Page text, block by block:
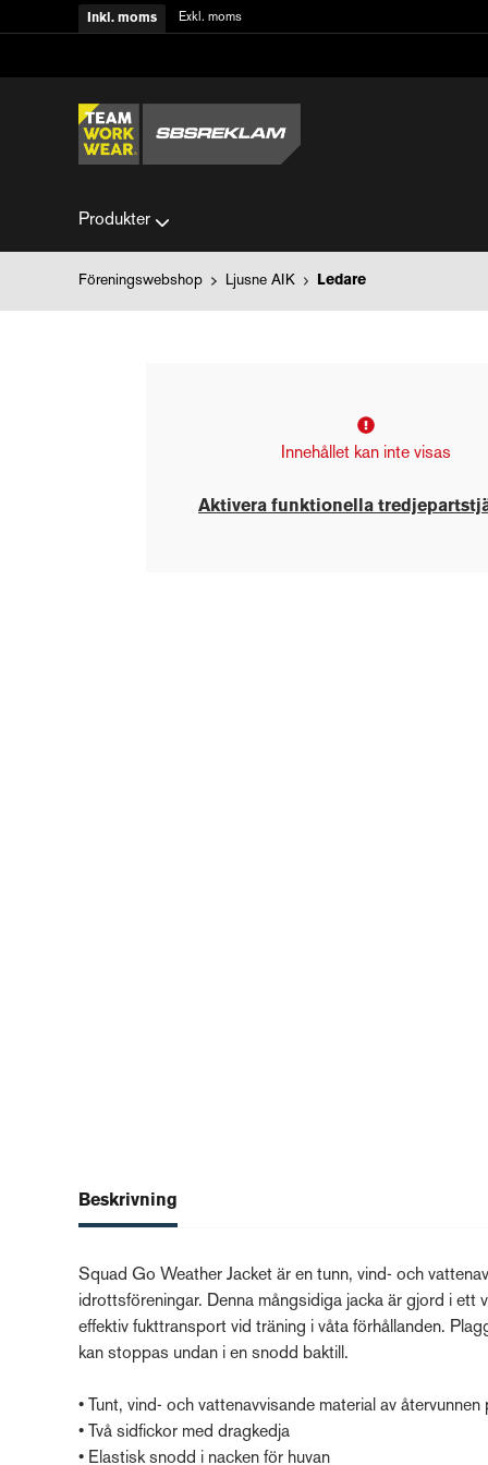
Inkl. moms Exkl. moms
Produkter
Föreningswebshop Ljusne AIK Ledare
Innehållet kan inte visas
Aktivera funktionella
Beskrivning
Squad Go Weather Jacket är en tunn, vind- och
idrottsföreningar. Denna mångsidiga jacka är gjord i ett
effektiv fukttransport vid träning i våta förhållanden.
kan stoppas undan i en snodd baktill.
• Tunt, vind- och vattenavvisande material av
• Två sidfickor med dragkedja
• Elastisk snodd i nacken för huvan